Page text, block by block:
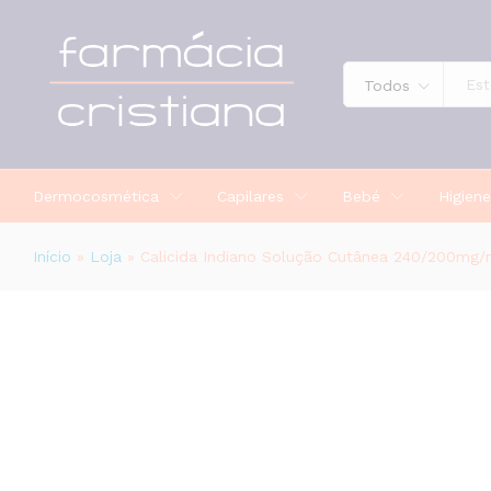
Todos
Dermocosmética Capilares Bebé
Início » Loja » Calicida Indiano Solução Cutânea 240/200mg/
Calicida Indiano Solução Cutânea
Descrição